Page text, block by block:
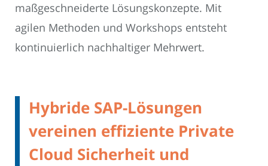
maßgeschneiderte Lösungskonzepte. Mit
agilen Methoden und Workshops entsteht
kontinuierlich nachhaltiger Mehrwert.
Hybride SAP-Lösungen
vereinen effiziente Private
Cloud Sicherheit und